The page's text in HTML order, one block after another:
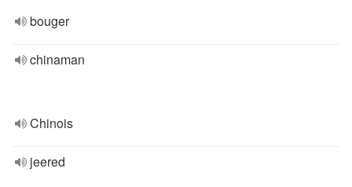
bouger
chinaman
Chinois
jeered